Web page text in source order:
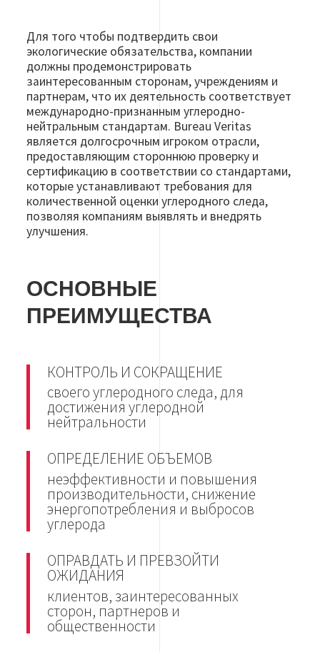
Для того чтобы подтвердить свои
экологические обязательства, компании
должны продемонстрировать
заинтересованным сторонам, учреждениям и
партнерам, что их деятельность соответствует
международно-признанным углеродно-
нейтральным стандартам. Bureau Veritas
является долгосрочным игроком отрасли,
предоставляющим стороннюю проверку и
сертификацию в соответствии со стандартами,
которые устанавливают требования для
количественной оценки углеродного следа,
позволяя компаниям выявлять и внедрять
улучшения.
ОСНОВНЫЕ
ПРЕИМУЩЕСТВА
КОНТРОЛЬ И СОКРАЩЕНИЕ
своего углеродного следа, для
достижения углеродной
нейтральности
ОПРЕДЕЛЕНИЕ ОБЪЕМОВ
неэффективности и повышения
производительности, снижение
энергопотребления и выбросов
углерода
ОПРАВДАТЬ И ПРЕВЗОЙТИ
ОЖИДАНИЯ
клиентов, заинтересованных
сторон, партнеров и
общественности